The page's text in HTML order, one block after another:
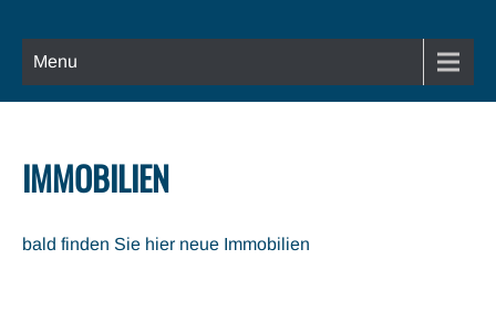
Menu
IMMOBILIEN
bald finden Sie hier neue Immobilien